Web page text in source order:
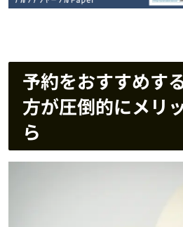
予約をおすすめす
方が圧倒的にメリ
ら